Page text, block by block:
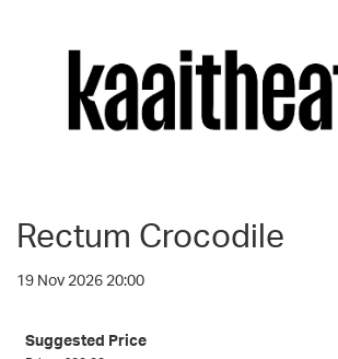
Rectum Crocodile
19 Nov 2026 20:00
Suggested Price